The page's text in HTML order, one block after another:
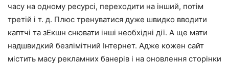
часу на одному ресурсі, переходити на інший, потім
третій і т. д. Плюс тренуватися дуже швидко вводити
каптчі та зЕкшн снювати інші необхідні дії. А ще мати
надшвидкий безлімітний Інтернет. Адже кожен сайт
містить масу рекламних банерів і на оновлення сторінки